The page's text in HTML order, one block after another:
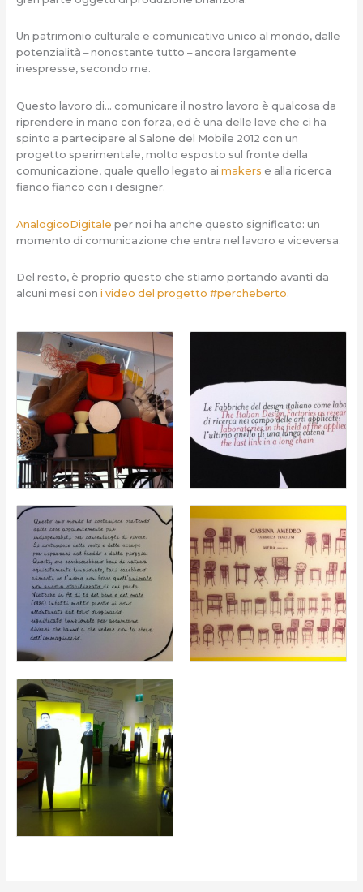
Un patrimonio culturale e comunicativo unico al mondo, dalle
potenzialità – nonostante tutto – ancora largamente
inespresse, secondo me.
Questo lavoro di… comunicare il nostro lavoro è qualcosa da
riprendere in mano con forza, ed è una delle leve che ci ha
spinto a partecipare al Salone del Mobile 2012 con un
progetto sperimentale, molto esposto sul fronte della
comunicazione, quale quello legato ai makers e alla ricerca
fianco fianco con i designer.
AnalogicoDigitale per noi ha anche questo significato: un
momento di comunicazione che entra nel lavoro e viceversa.
Del resto, è proprio questo che stiamo portando avanti da
alcuni mesi con i video del progetto #percheberto.